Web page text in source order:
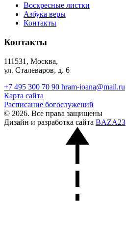
Воскресные листки
Азбука веры
Контакты
Контакты
111531, Москва,
ул. Сталеваров, д. 6
+7 495 300 70 90 hram-ioana@mail.ru
Карта сайта
Расписание богослужений
© 2026. Все права защищены
Дизайн и разработка сайта BAZA23